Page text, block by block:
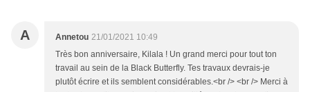
A Annetou 21/01/2021 10:49
Très bon anniversaire, Kilala ! Un grand merci pour tout ton
travail au sein de la Black Butterfly. Tes travaux devrais-je
plutôt écrire et ils semblent considérables.<br /> <br /> Merci à